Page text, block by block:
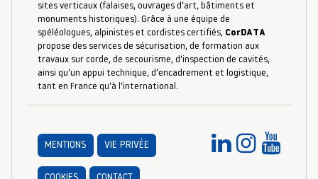
sites verticaux (falaises, ouvrages d’art, bâtiments et
monuments historiques). Grâce à une équipe de
spéléologues, alpinistes et cordistes certifiés, CorDATA
propose des services de sécurisation, de formation aux
travaux sur corde, de secourisme, d’inspection de cavités,
ainsi qu’un appui technique, d’encadrement et logistique,
tant en France qu’à l’international.
MENTIONS VIE PRIVÉE